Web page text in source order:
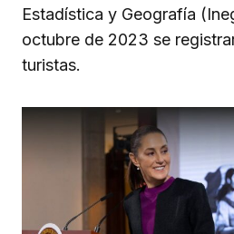
Estadística y Geografía
octubre de 2023 se
turistas.